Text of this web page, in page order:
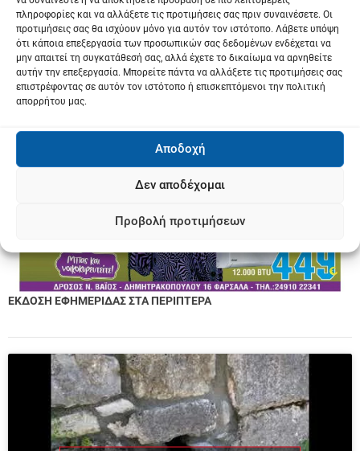
πληροφορίες και να αλλάξετε τις προτιμήσεις σας πριν συναινέσετε. Οι
προτιμήσεις σας θα ισχύουν μόνο για αυτόν τον ιστότοπο. Λάβετε υπόψη
ότι κάποια επεξεργασία των προσωπικών σας δεδομένων ενδέχεται να
μην απαιτεί τη συγκατάθεσή σας, αλλά έχετε το δικαίωμα να αρνηθείτε
αυτήν την επεξεργασία. Μπορείτε πάντα να αλλάξετε τις προτιμήσεις σας
επιστρέφοντας σε αυτόν τον ιστότοπο ή επισκεπτόμενοι την πολιτική
απορρήτου μας.
Αποδοχή
Δεν αποδέχομαι
Προβολή προτιμήσεων
ΕΚΔΟΣΗ ΕΦΗΜΕΡΙΔΑΣ ΣΤΑ ΠΕΡΙΠΤΕΡΑ